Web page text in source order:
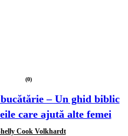
(0)
– Un ghid biblic
care ajută alte femei
Cook Volkhardt